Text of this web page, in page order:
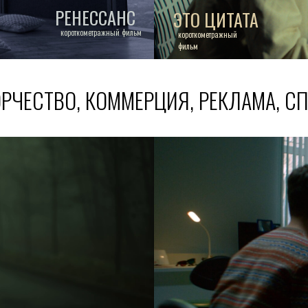
ЭТО ЦИТАТА
короткометражный
фильм
РЕНЕССАНС
короткометражный фильм
КОММЕРЦИЯ, РЕКЛАМА,